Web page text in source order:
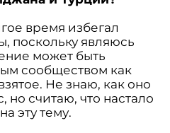
время избегал
поскольку являюсь
может быть
сообществом как
Не знаю, как оно
но считаю, что настало
эту тему.